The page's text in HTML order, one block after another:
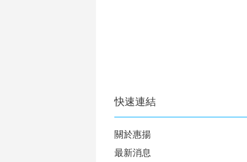
快速連結
關於惠揚
最新消息